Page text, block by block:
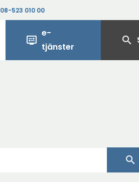
08-523 010 00
display_settings
e-
tjänster
search
search